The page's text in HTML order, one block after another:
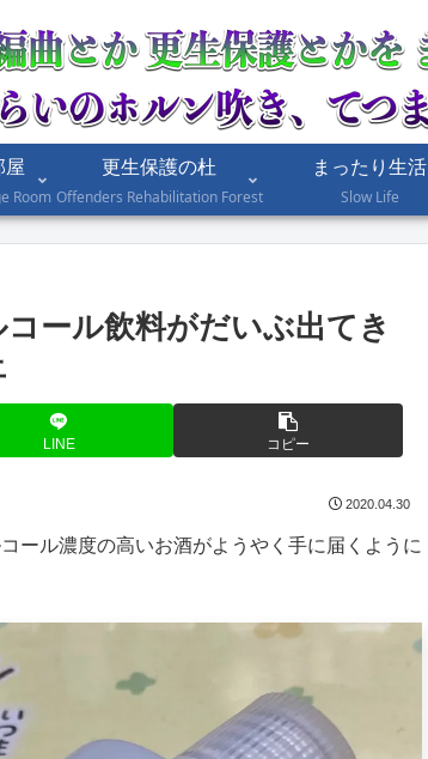
屋
Room
更生保護の杜
Offenders Rehabilitation Forest
まったり生活
Slow Life
ール飲料がだいぶ出てき
LINE コピー
2020.04.30
ール濃度の高いお酒がようやく手に届くように